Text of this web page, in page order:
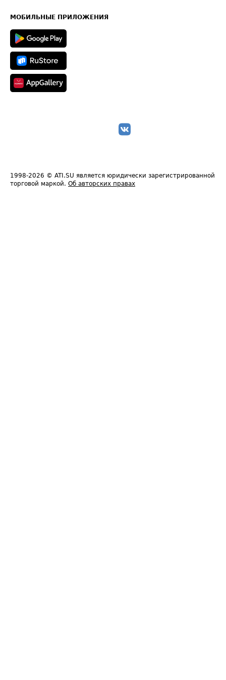
Техническая информация
МОБИЛЬНЫЕ ПРИЛОЖЕНИЯ
1998-2026 © ATI.SU является юридически зарегистрированной
торговой маркой. Об авторских правах